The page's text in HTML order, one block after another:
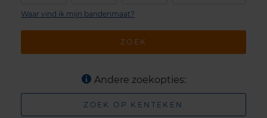
ZOEK
Waar vind ik mijn bandenmaat?
Andere zoekopties:
ZOEK OP KENTEKEN